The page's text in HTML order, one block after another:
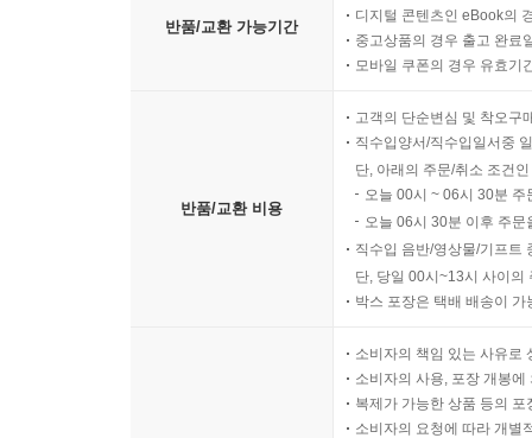
반품/교환 가능기간
디지털 콘텐츠인 eBook의
중고상품의 경우 출고 완료
모바일 쿠폰의 경우 유효기
반품/교환 비용
고객의 단순변심 및 착오구
직수입양서/직수입일서중
단, 아래의 주문/취소 조건
오늘 00시 ~ 06시 30분
오늘 06시 30분 이후 주
직수입 음반/영상물/기프트
단, 당일 00시~13시 사이의
박스 포장은 택배 배송이
소비자의 책임 있는 사유로
소비자의 사용, 포장 개봉
복제가 가능한 상품 등의
소비자의 요청에 따라 개별